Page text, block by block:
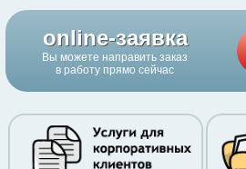
online-заявка
Вы можете направить заказ
в работу прямо сейчас